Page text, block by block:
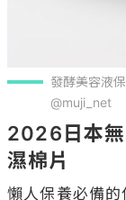
發酵美容液
@muji_net
2026日本
濕棉片
懶人保養必備